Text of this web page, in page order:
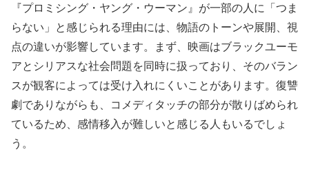
『プロミシング・ヤング・ウーマン』が一部の人に「つま
らない」と感じられる理由には、物語のトーンや展開、視
点の違いが影響しています。まず、映画はブラックユーモ
アとシリアスな社会問題を同時に扱っており、そのバラン
スが観客によっては受け入れにくいことがあります。復讐
劇でありながらも、コメディタッチの部分が散りばめられ
ているため、感情移入が難しいと感じる人もいるでしょ
う。